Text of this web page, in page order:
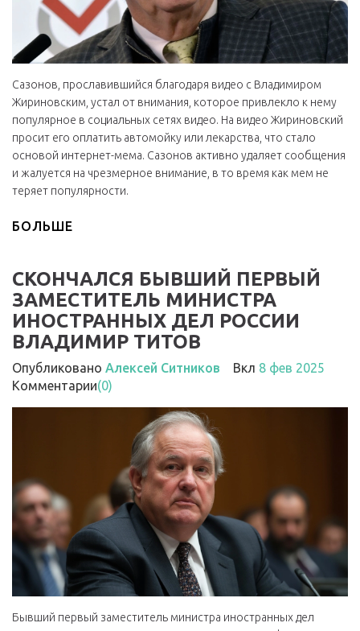
Сазонов, прославившийся благодаря видео с Владимиром
Жириновским, устал от внимания, которое привлекло к нему
популярное в социальных сетях видео. На видео Жириновский
просит его оплатить автомойку или лекарства, что стало
основой интернет-мема. Сазонов активно удаляет сообщения
и жалуется на чрезмерное внимание, в то время как мем не
теряет популярности.
БОЛЬШЕ
СКОНЧАЛСЯ БЫВШИЙ ПЕРВЫЙ
ЗАМЕСТИТЕЛЬ МИНИСТРА
ИНОСТРАННЫХ ДЕЛ РОССИИ
ВЛАДИМИР ТИТОВ
Опубликовано Алексей Ситников Вкл 8 фев 2025
Комментарии(0)
Бывший первый заместитель министра иностранных дел